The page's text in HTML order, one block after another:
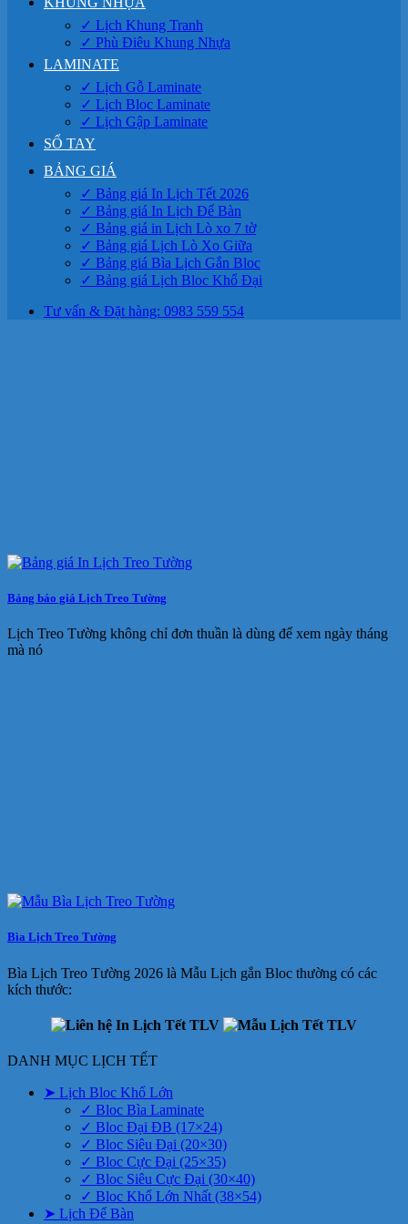
✓ Lịch Khung Tranh
✓ Phù Điêu Khung Nhựa
LAMINATE
✓ Lịch Gỗ Laminate
✓ Lịch Bloc Laminate
✓ Lịch Gập Laminate
SỔ TAY
BẢNG GIÁ
✓ Bảng giá In Lịch Tết 2026
✓ Bảng giá In Lịch Để Bàn
✓ Bảng giá in Lịch Lò xo 7 tờ
✓ Bảng giá Lịch Lò Xo Giữa
✓ Bảng giá Bìa Lịch Gắn Bloc
✓ Bảng giá Lịch Bloc Khổ Đại
Tư vấn & Đặt hàng: 0983 559 554
Bảng báo giá Lịch Treo Tường
Lịch Treo Tường không chỉ đơn thuần là dùng để xem ngày tháng
mà nó
Bìa Lịch Treo Tường
Bìa Lịch Treo Tường 2026 là Mẫu Lịch gắn Bloc thường có các
kích thước:
DANH MỤC LỊCH TẾT
➤ Lịch Bloc Khổ Lớn
✓ Bloc Bìa Laminate
✓ Bloc Đại ĐB (17×24)
✓ Bloc Siêu Đại (20×30)
✓ Bloc Cực Đại (25×35)
✓ Bloc Siêu Cực Đại (30×40)
✓ Bloc Khổ Lớn Nhất (38×54)
➤ Lịch Để Bàn